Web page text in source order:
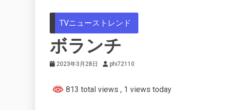
TVニューストレンド
ボランチ
2023年3月28日 phi72110
813 total views , 1 views today